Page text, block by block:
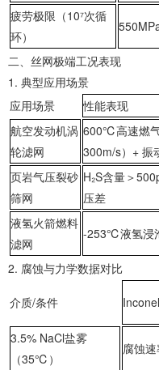
‌疲劳极限（10⁷次循
环）‌
‌二、丝网极端工况表现‌
1. ‌典型应用场景‌
应用场景
性能表现
‌航空发动机涡
轮滤网‌
600℃高速燃
300m/s）+ 振
‌页岩气压裂砂
筛网‌
H₂S含量＞
压差
‌液氢火箭燃料
滤网‌
-253℃液氢浸
2. ‌腐蚀与力学数据对比‌
介质/条件
‌3.5% NaCl盐雾
（35℃）‌
腐蚀